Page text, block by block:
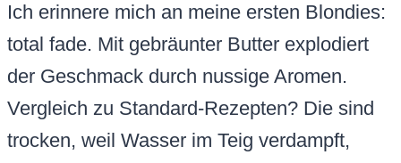
Ich erinnere mich an meine ersten Blondies:
total fade. Mit gebräunter Butter explodiert
der Geschmack durch nussige Aromen.
Vergleich zu Standard-Rezepten? Die sind
trocken, weil Wasser im Teig verdampft,